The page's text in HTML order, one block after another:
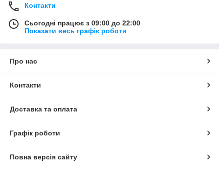
Контакти
Сьогодні працює з 09:00 до 22:00
Показати весь графік роботи
Про нас
Контакти
Доставка та оплата
Графік роботи
Повна версія сайту